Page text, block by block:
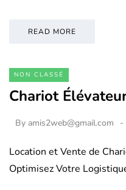
READ MORE
NON CLASSÉ
Chariot
By amis2web@gmail.com
Location et Vente de
Optimisez Votre